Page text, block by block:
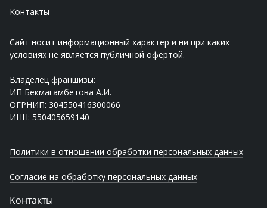
Контакты
Сайт носит информационный характер и ни при каких
условиях не является публичной офертой.
Владелец франшизы:
ИП Бекмагамбетова А.И.
ОГРНИП: 304550416300066
ИНН: 550405659140
Политики в отношении обработки персональных данных
Согласие на обработку персональных данных
Контакты